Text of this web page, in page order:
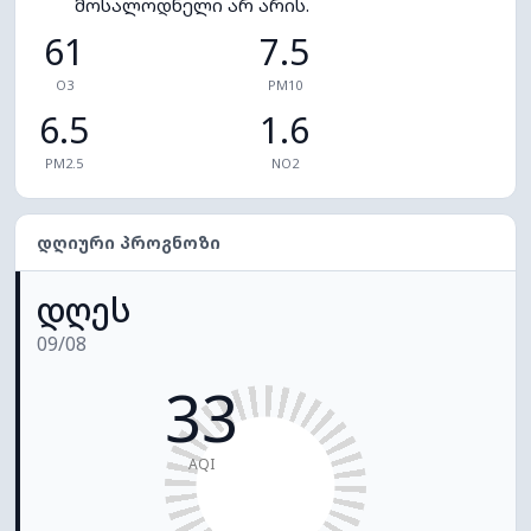
61
O3
7.5
PM10
6.5
PM2.5
1.6
NO2
ᲓᲦᲘᲣᲠᲘ ᲞᲠᲝᲒᲜᲝᲖᲘ
დღეს
09/08
33
AQI